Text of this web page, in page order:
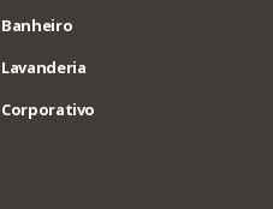
Banheiro
Lavanderia
Corporativo